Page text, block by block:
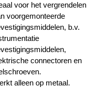
voor het vergrendelen
voorgemonteerde
b.v.
connectoren en
alleen op metaal.